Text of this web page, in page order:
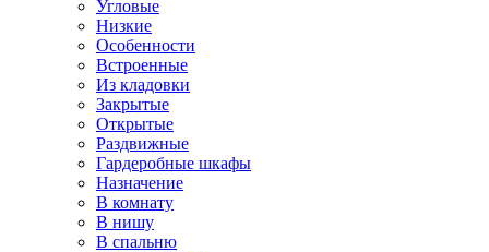
Угловые
Низкие
Особенности
Встроенные
Из кладовки
Закрытые
Открытые
Раздвижные
Гардеробные шкафы
Назначение
В комнату
В нишу
В спальню